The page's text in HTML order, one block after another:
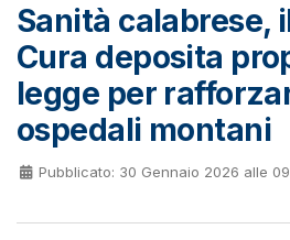
Sanità calabrese,
Cura deposita
legge per
ospedali montani
Pubblicato: 30 Gennaio 2026 alle